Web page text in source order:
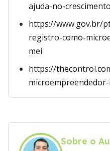
ajuda-no-
https://www.gov.br/
registro-como-
mei
https://
Sobre o